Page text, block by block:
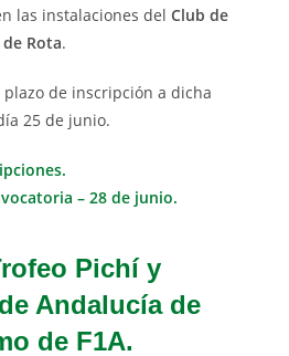
las instalaciones delClub de
Rota.
de inscripción a dicha
25 de junio.
– 28 de junio.
Pichí y
Andalucía de
de F1A.